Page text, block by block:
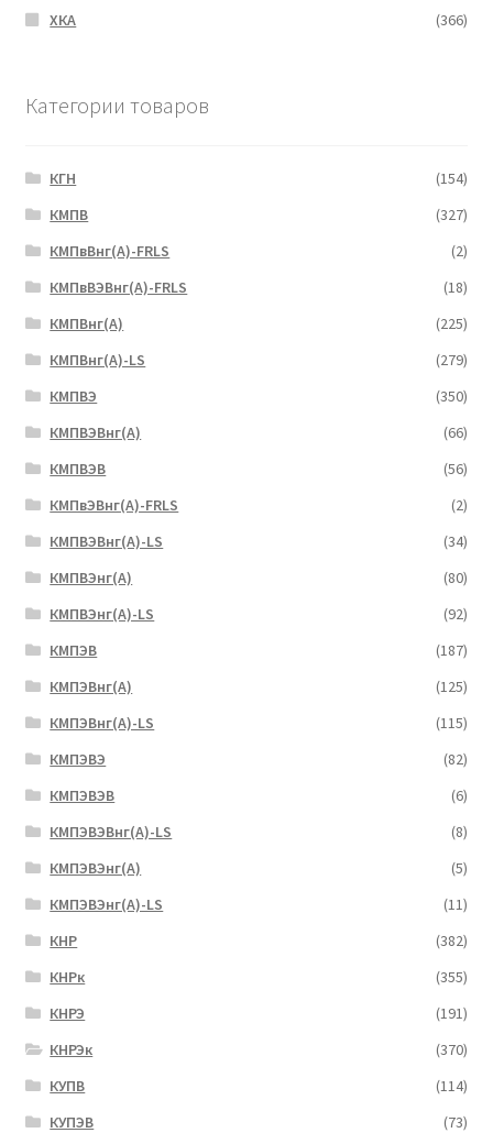
ХКА
(366)
Категории товаров
КГН
(154)
КМПВ
(327)
КМПвВнг(А)-FRLS
(2)
КМПвВЭВнг(А)-FRLS
(18)
КМПВнг(А)
(225)
КМПВнг(А)-LS
(279)
КМПВЭ
(350)
КМПВЭBнг(А)
(66)
КМПВЭВ
(56)
КМПвЭВнг(А)-FRLS
(2)
КМПВЭВнг(А)-LS
(34)
КМПВЭнг(А)
(80)
КМПВЭнг(А)-LS
(92)
КМПЭВ
(187)
КМПЭВнг(А)
(125)
КМПЭВнг(А)-LS
(115)
КМПЭВЭ
(82)
КМПЭВЭВ
(6)
КМПЭВЭВнг(А)-LS
(8)
КМПЭВЭнг(А)
(5)
КМПЭВЭнг(А)-LS
(11)
КНР
(382)
КНРк
(355)
КНРЭ
(191)
КНРЭк
(370)
КУПВ
(114)
КУПЭВ
(73)